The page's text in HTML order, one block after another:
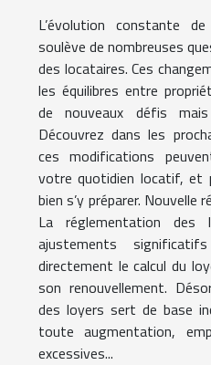
L’évolution constante
soulève de nombreuses
des locataires. Ces
les équilibres entre
de nouveaux défis
Découvrez dans les
ces modifications
votre quotidien locatif, et
bien s’y préparer.
La réglementation des
ajustements
directement le calcul du
son renouvellement.
des loyers sert de base
toute augmentation,
excessives...